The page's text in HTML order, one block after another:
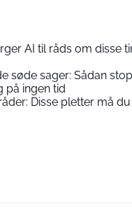
AI til råds om disse
søde sager: Sådan
på ingen tid
Disse pletter må